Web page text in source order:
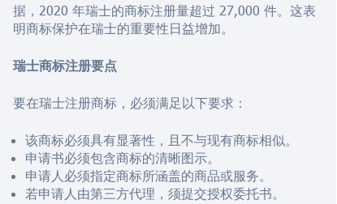
据，2020 年瑞士的商标注册量超过 27,000 件。这表
明商标保护在瑞士的重要性日益增加。
瑞士商标注册要点
要在瑞士注册商标，必须满足以下要求：
该商标必须具有显著性，且不与现有商标相似。
申请书必须包含商标的清晰图示。
申请人必须指定商标所涵盖的商品或服务。
若申请人由第三方代理，须提交授权委托书。